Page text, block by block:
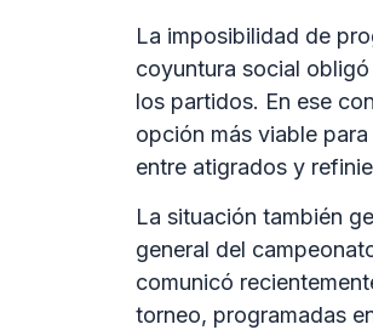
La imposibilidad de
coyuntura social
los partidos. En ese
opción más viable
entre atigrados y
La situación también
general del
comunicó
torneo, programadas